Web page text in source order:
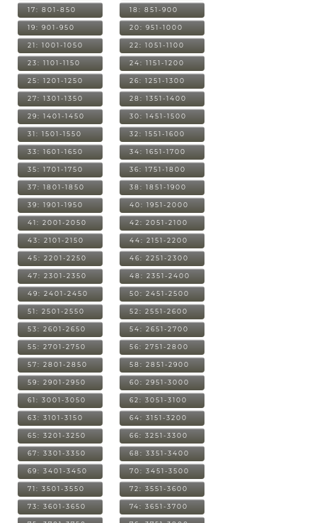
17: 801-850 18: 851-900
19: 901-950 20: 951-1000
21: 1001-1050 22: 1051-1100
23: 1101-1150 24: 1151-1200
25: 1201-1250 26: 1251-1300
27: 1301-1350 28: 1351-1400
29: 1401-1450 30: 1451-1500
31: 1501-1550 32: 1551-1600
33: 1601-1650 34: 1651-1700
35: 1701-1750 36: 1751-1800
37: 1801-1850 38: 1851-1900
39: 1901-1950 40: 1951-2000
41: 2001-2050 42: 2051-2100
43: 2101-2150 44: 2151-2200
45: 2201-2250 46: 2251-2300
47: 2301-2350 48: 2351-2400
49: 2401-2450 50: 2451-2500
51: 2501-2550 52: 2551-2600
53: 2601-2650 54: 2651-2700
55: 2701-2750 56: 2751-2800
57: 2801-2850 58: 2851-2900
59: 2901-2950 60: 2951-3000
61: 3001-3050 62: 3051-3100
63: 3101-3150 64: 3151-3200
65: 3201-3250 66: 3251-3300
67: 3301-3350 68: 3351-3400
69: 3401-3450 70: 3451-3500
71: 3501-3550 72: 3551-3600
73: 3601-3650 74: 3651-3700